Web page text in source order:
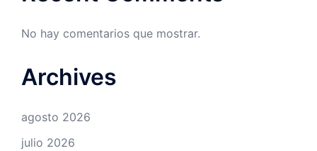
No hay comentarios que mostrar.
Archives
agosto 2026
julio 2026